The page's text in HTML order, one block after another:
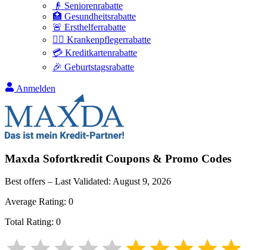
👴 Seniorenrabatte
🏥 Gesundheitsrabatte
🚨 Ersthelferrabatte
👩‍⚕️ Krankenpflegerrabatte
💳 Kreditkartenrabatte
🎉 Geburtstagsrabatte
Anmelden
Maxda Sofortkredit Coupons & Promo Codes
Best offers – Last Validated: August 9, 2026
Average Rating: 0
Total Rating: 0